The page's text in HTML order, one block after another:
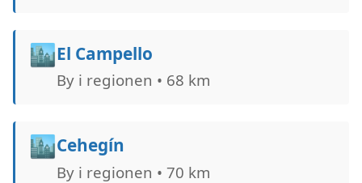
🏙️El Campello
By i regionen • 68 km
🏙️Cehegín
By i regionen • 70 km